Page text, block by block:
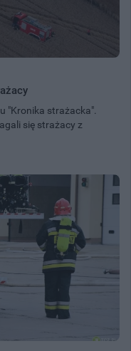
"Kronika strażacka".
się strażacy z